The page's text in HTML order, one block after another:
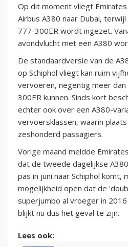
Op dit moment vliegt
Airbus A380 naar Dubai,
777-300ER wordt ingezet.
avondvlucht met een A380
De standaardversie van de
op Schiphol vliegt kan ruim
vervoeren, negentig meer
300ER kunnen. Sinds kort
echter ook over een A380-
vervoersklassen, waarin
zeshonderd passagiers.
Vorige maand meldde
dat de tweede dagelijkse
pas in juni naar Schiphol komt,
mogelijkheid open dat de
superjumbo al vroeger in
blijkt nu dus het geval te zijn.
Lees ook: